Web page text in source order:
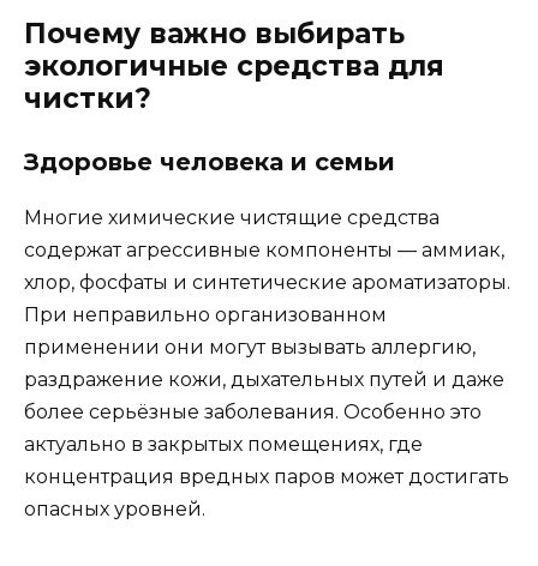
Почему важно выбирать
экологичные средства для
чистки?
Здоровье человека и семьи
Многие химические чистящие средства
содержат агрессивные компоненты — аммиак,
хлор, фосфаты и синтетические ароматизаторы.
При неправильно организованном
применении они могут вызывать аллергию,
раздражение кожи, дыхательных путей и даже
более серьёзные заболевания. Особенно это
актуально в закрытых помещениях, где
концентрация вредных паров может достигать
опасных уровней.